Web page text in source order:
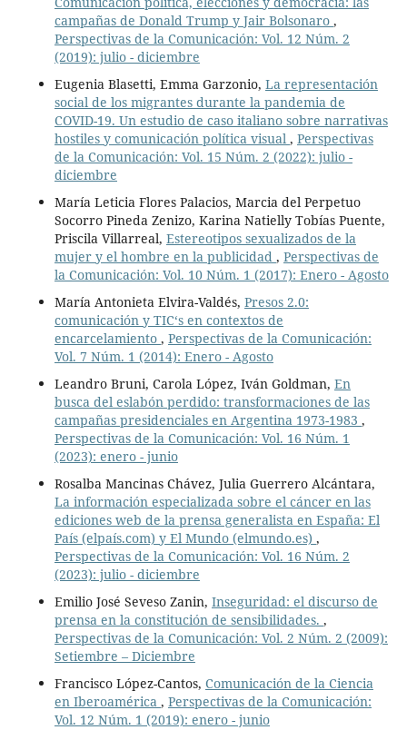
campañas de Donald Trump y Jair Bolsonaro ,
Perspectivas de la Comunicación: Vol. 12 Núm. 2
(2019): julio - diciembre
Eugenia Blasetti, Emma Garzonio, La representación
social de los migrantes durante la pandemia de
COVID-19. Un estudio de caso italiano sobre narrativas
hostiles y comunicación política visual , Perspectivas
de la Comunicación: Vol. 15 Núm. 2 (2022): julio -
diciembre
María Leticia Flores Palacios, Marcia del Perpetuo
Socorro Pineda Zenizo, Karina Natielly Tobías Puente,
Priscila Villarreal, Estereotipos sexualizados de la
mujer y el hombre en la publicidad , Perspectivas de
la Comunicación: Vol. 10 Núm. 1 (2017): Enero - Agosto
María Antonieta Elvira-Valdés, Presos 2.0:
comunicación y TIC‘s en contextos de
encarcelamiento , Perspectivas de la Comunicación:
Vol. 7 Núm. 1 (2014): Enero - Agosto
Leandro Bruni, Carola López, Iván Goldman, En
busca del eslabón perdido: transformaciones de las
campañas presidenciales en Argentina 1973-1983 ,
Perspectivas de la Comunicación: Vol. 16 Núm. 1
(2023): enero - junio
Rosalba Mancinas Chávez, Julia Guerrero Alcántara,
La información especializada sobre el cáncer en las
ediciones web de la prensa generalista en España: El
País (elpaís.com) y El Mundo (elmundo.es) ,
Perspectivas de la Comunicación: Vol. 16 Núm. 2
(2023): julio - diciembre
Emilio José Seveso Zanin, Inseguridad: el discurso de
prensa en la constitución de sensibilidades. ,
Perspectivas de la Comunicación: Vol. 2 Núm. 2 (2009):
Setiembre – Diciembre
Francisco López-Cantos, Comunicación de la Ciencia
en Iberoamérica , Perspectivas de la Comunicación:
Vol. 12 Núm. 1 (2019): enero - junio